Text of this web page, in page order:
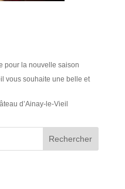
pour la nouvelle saison
vous souhaite une belle et
d’Ainay-le-Vieil